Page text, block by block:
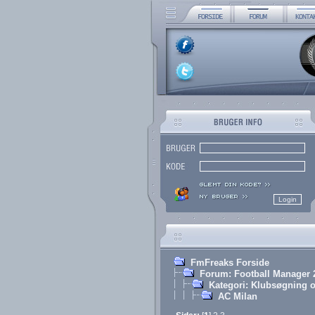
FmFreaks Forside
Forum: Football Manager
Kategori: Klubsøgning
AC Milan